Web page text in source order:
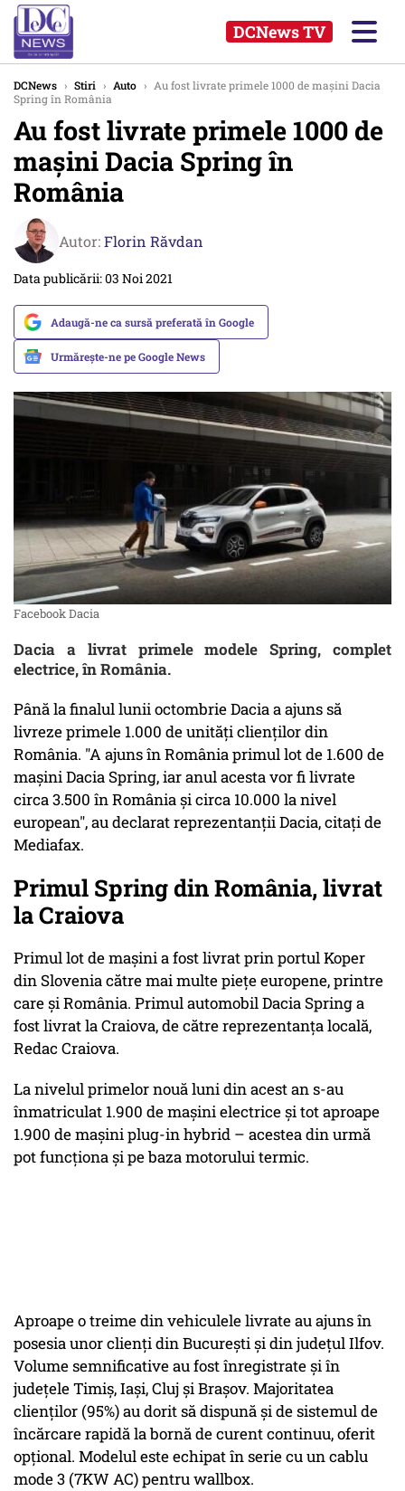
DCNews TV
DCNews › Stiri › Auto › Au fost livrate primele 1000 de maşini Dacia
Spring în România
Au fost livrate primele 1000 de
maşini Dacia Spring în
România
Autor:Florin Răvdan
Data publicării: 03 Noi 2021
Adaugă-ne ca sursă preferată în Google
Urmărește-ne pe Google News
Facebook Dacia
Dacia a livrat primele modele Spring, complet
electrice, în România.
Până la finalul lunii octombrie Dacia a ajuns să
livreze primele 1.000 de unităţi clienţilor din
România. "A ajuns în România primul lot de 1.600 de
maşini Dacia Spring, iar anul acesta vor fi livrate
circa 3.500 în România şi circa 10.000 la nivel
european", au declarat reprezentanţii Dacia, citaţi de
Mediafax.
Primul Spring din România, livrat
la Craiova
Primul lot de maşini a fost livrat prin portul Koper
din Slovenia către mai multe pieţe europene, printre
care şi România. Primul automobil Dacia Spring a
fost livrat la Craiova, de către reprezentanţa locală,
Redac Craiova.
La nivelul primelor nouă luni din acest an s-au
înmatriculat 1.900 de maşini electrice şi tot aproape
1.900 de maşini plug-in hybrid – acestea din urmă
pot funcţiona şi pe baza motorului termic.
Aproape o treime din vehiculele livrate au ajuns în
posesia unor clienţi din Bucureşti şi din judeţul Ilfov.
Volume semnificative au fost înregistrate şi în
judeţele Timiş, Iaşi, Cluj şi Braşov. Majoritatea
clienţilor (95%) au dorit să dispună şi de sistemul de
încărcare rapidă la bornă de curent continuu, oferit
opţional. Modelul este echipat în serie cu un cablu
mode 3 (7KW AC) pentru wallbox.